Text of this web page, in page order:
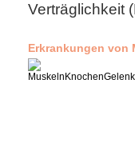
Verträglichkeit
Erkrankungen von